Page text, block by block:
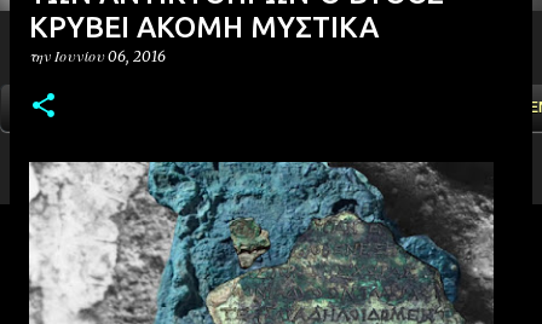
ΑΡΧΙΚΗ
ΚΡΥΒΕΙ ΑΚΟΜΗ ΜΥΣΤΙΚΑ
την Ιουνίου 06, 2016